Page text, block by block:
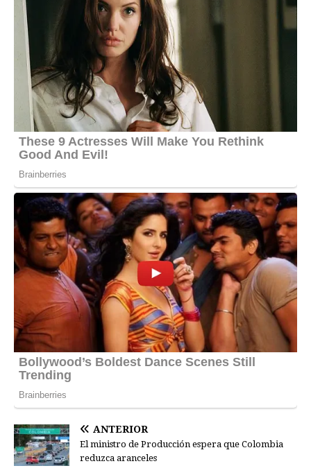
ANTERIOR
El ministro de Producción espera que Colombia
reduzca aranceles